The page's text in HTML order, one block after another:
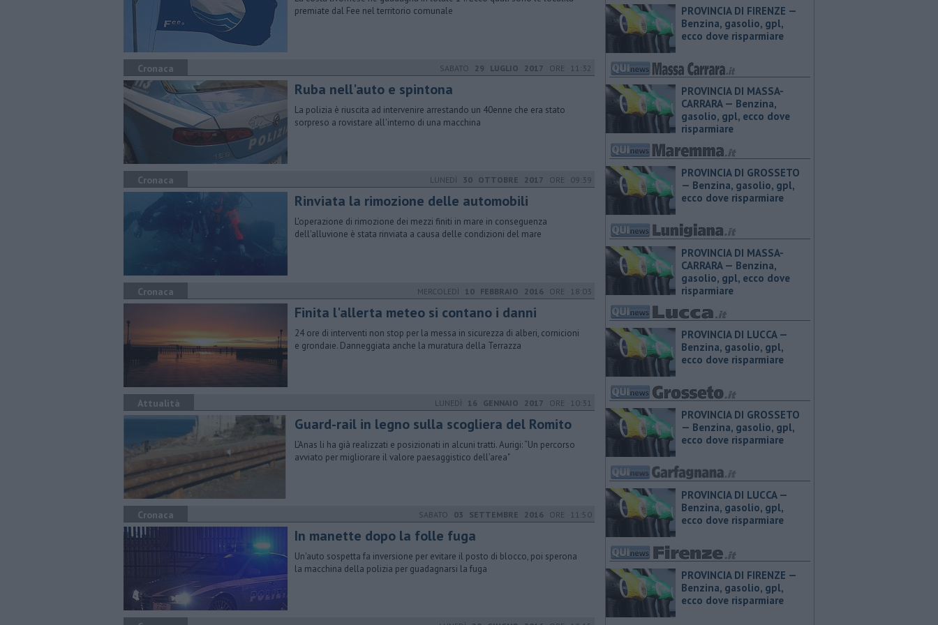
premiate dal Fee nel territorio comunale
Cronaca SABATO 29 LUGLIO 2017 ORE 11:32
Ruba nell'auto e spintona
La polizia è riuscita ad intervenire arrestando un 40enne che era stato
sorpreso a rovistare all'interno di una macchina
Cronaca LUNEDÌ 30 OTTOBRE 2017 ORE 09:39
Rinviata la rimozione delle automobili
L'operazione di rimozione dei mezzi finiti in mare in conseguenza
dell'alluvione è stata rinviata a causa delle condizioni del mare
Cronaca MERCOLEDÌ 10 FEBBRAIO 2016 ORE 18:03
Finita l'allerta meteo si contano i danni
24 ore di interventi non stop per la messa in sicurezza di alberi, cornicioni
e grondaie. Danneggiata anche la muratura della Terrazza
Attualità LUNEDÌ 16 GENNAIO 2017 ORE 10:31
Guard-rail in legno sulla scogliera del Romito
​L’Anas li ha già realizzati e posizionati in alcuni tratti. Aurigi: “Un percorso
avviato per migliorare il valore paesaggistico dell’area"
Cronaca SABATO 03 SETTEMBRE 2016 ORE 11:50
In manette dopo la folle fuga
Un'auto sospetta fa inversione per evitare il posto di blocco, poi sperona
la macchina della polizia per guadagnarsi la fuga
PROVINCIA DI FIRENZE — ​
Benzina, gasolio, gpl,
ecco dove risparmiare
PROVINCIA DI MASSA-
CARRARA — ​Benzina,
gasolio, gpl, ecco dove
risparmiare
PROVINCIA DI GROSSETO
— ​Benzina, gasolio, gpl,
ecco dove risparmiare
PROVINCIA DI MASSA-
CARRARA — ​Benzina,
gasolio, gpl, ecco dove
risparmiare
PROVINCIA DI LUCCA — ​
Benzina, gasolio, gpl,
ecco dove risparmiare
PROVINCIA DI GROSSETO
— ​Benzina, gasolio, gpl,
ecco dove risparmiare
PROVINCIA DI LUCCA — ​
Benzina, gasolio, gpl,
ecco dove risparmiare
PROVINCIA DI FIRENZE — ​
Benzina, gasolio, gpl,
ecco dove risparmiare